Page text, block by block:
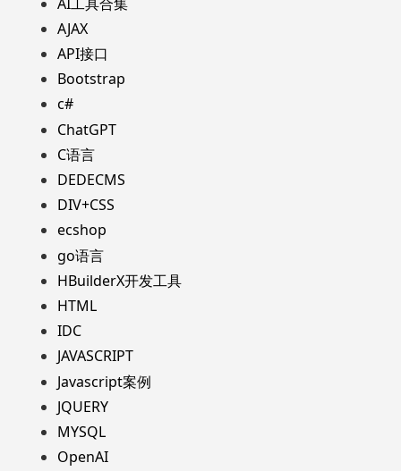
AJAX
API接口
Bootstrap
c#
ChatGPT
C语言
DEDECMS
DIV+CSS
ecshop
go语言
HBuilderX开发工具
HTML
IDC
JAVASCRIPT
Javascript案例
JQUERY
MYSQL
OpenAI